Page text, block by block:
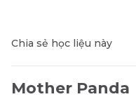
Chia sẻ học liệu này
Mother Panda